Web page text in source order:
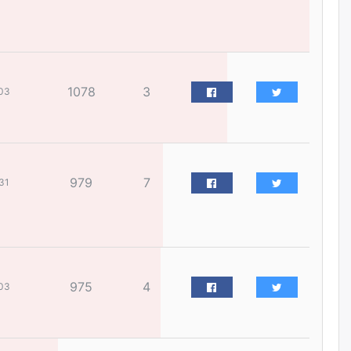
зогсоож, Арабын орнуудаас
тасралтгүй үргэлжилж байна
1078 3
979 7
975 4